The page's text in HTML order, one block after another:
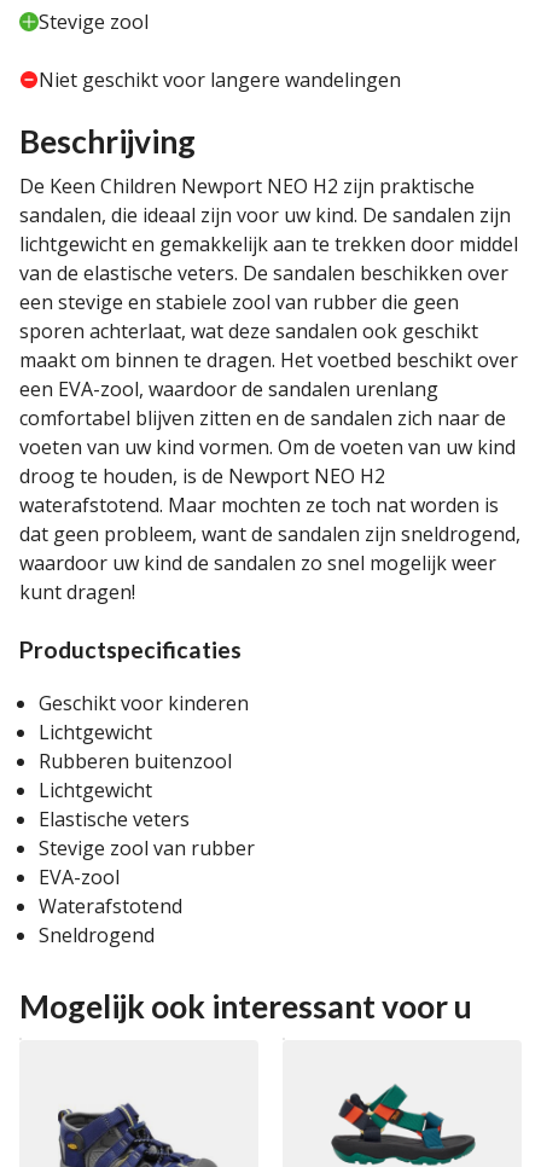
Stevige zool
Niet geschikt voor langere wandelingen
Beschrijving
De Keen Children Newport NEO H2 zijn praktische
sandalen, die ideaal zijn voor uw kind. De sandalen zijn
lichtgewicht en gemakkelijk aan te trekken door middel
van de elastische veters. De sandalen beschikken over
een stevige en stabiele zool van rubber die geen
sporen achterlaat, wat deze sandalen ook geschikt
maakt om binnen te dragen. Het voetbed beschikt over
een EVA-zool, waardoor de sandalen urenlang
comfortabel blijven zitten en de sandalen zich naar de
voeten van uw kind vormen. Om de voeten van uw kind
droog te houden, is de Newport NEO H2
waterafstotend. Maar mochten ze toch nat worden is
dat geen probleem, want de sandalen zijn sneldrogend,
waardoor uw kind de sandalen zo snel mogelijk weer
kunt dragen!
Productspecificaties
Geschikt voor kinderen
Lichtgewicht
Rubberen buitenzool
Lichtgewicht
Elastische veters
Stevige zool van rubber
EVA-zool
Waterafstotend
Sneldrogend
Mogelijk ook interessant voor u